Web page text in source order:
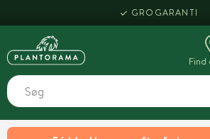
GROGARANTI